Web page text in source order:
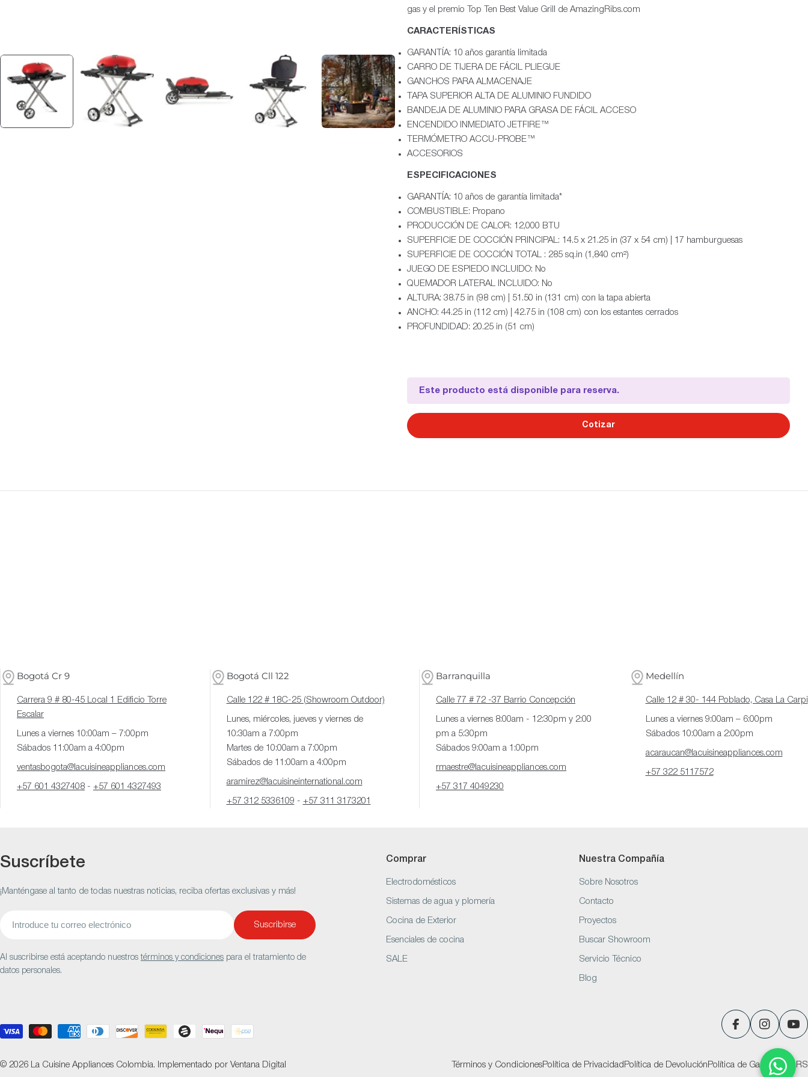
gas y el premio Top Ten Best Value Grill de AmazingRibs.com
CARACTERÍSTICAS
GARANTÍA: 10 años garantía limitada
CARRO DE TIJERA DE FÁCIL PLIEGUE
GANCHOS PARA ALMACENAJE
TAPA SUPERIOR ALTA DE ALUMINIO FUNDIDO
BANDEJA DE ALUMINIO PARA GRASA DE FÁCIL ACCESO
ENCENDIDO INMEDIATO JETFIRE™
TERMÓMETRO ACCU-PROBE™
ACCESORIOS
ESPECIFICACIONES
GARANTÍA: 10 años de garantía limitada*
COMBUSTIBLE: Propano
PRODUCCIÓN DE CALOR: 12,000 BTU
SUPERFICIE DE COCCIÓN PRINCIPAL: 14.5 x 21.25 in (37 x 54 cm) | 17 hamburguesas
SUPERFICIE DE COCCIÓN TOTAL : 285 sq.in (1,840 cm²)
JUEGO DE ESPIEDO INCLUIDO: No
QUEMADOR LATERAL INCLUIDO: No
ALTURA: 38.75 in (98 cm) | 51.50 in (131 cm) con la tapa abierta
ANCHO: 44.25 in (112 cm) | 42.75 in (108 cm) con los estantes cerrados
PROFUNDIDAD: 20.25 in (51 cm)
Este producto está disponible para reserva.
Cotizar
Bogotá Cr 9
Carrera 9 # 80-45 Local 1 Edificio Torre
Escalar
Lunes a viernes 10:00am – 7:00pm
Sábados 11:00am a 4:00pm
ventasbogota@lacuisineappliances.com
+57 601 4327408 - +57 601 4327493
Bogotá Cll 122
Calle 122 # 18C-25 (Showroom Outdoor)
Lunes, miércoles, jueves y viernes de
10:30am a 7:00pm
Martes de 10:00am a 7:00pm
Sábados de 11:00am a 4:00pm
aramirez@lacuisineinternational.com
+57 312 5336109 - +57 311 3173201
Barranquilla
Calle 77 # 72 -37 Barrio Concepción
Lunes a viernes 8:00am - 12:30pm y 2:00
pm a 5:30pm
Sábados 9:00am a 1:00pm
rmaestre@lacuisineappliances.com
+57 317 4049230
Medellín
Calle 12 # 30- 144 Poblado, Casa La Carpi
Lunes a viernes 9:00am – 6:00pm
Sábados 10:00am a 2:00pm
acaraucan@lacuisineappliances.com
+57 322 5117572
Suscríbete
¡Manténgase al tanto de todas nuestras noticias, reciba ofertas exclusivas y más!
Suscribirse
Al suscribirse está aceptando nuestrostérminos y condiciones para el tratamiento de
datos personales.
Comprar
Electrodomésticos
Sistemas de agua y plomería
Cocina de Exterior
Esenciales de cocina
SALE
Nuestra Compañía
Sobre Nosotros
Contacto
Proyectos
Buscar Showroom
Servicio Técnico
Blog
Métodos
pago
FacebookInstagram
© 2026 La Cuisine Appliances Colombia. Implementado por Ventana Digital Términos y CondicionesPolítica de Privacidad Política de Devolución Política de Garantías PQRS